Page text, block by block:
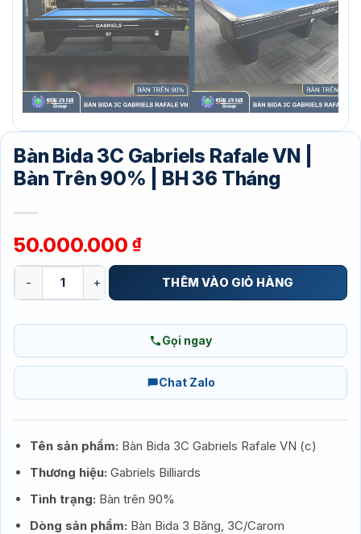
Bàn Bida 3C Gabriels Rafale VN |
Bàn Trên 90% | BH 36 Tháng
50.000.000 ₫
Bàn Bida 3C Gabriels Rafale VN | Bàn Trên 90% | BH 36
THÊM VÀO GIỎ HÀNG
Gọi ngay
Chat Zalo
Tên sản phẩm: Bàn Bida 3C Gabriels Rafale VN (c)
Thương hiệu: Gabriels Billiards
Tình trạng: Bàn trên 90%
Dòng sản phẩm: Bàn Bida 3 Băng, 3C/Carom